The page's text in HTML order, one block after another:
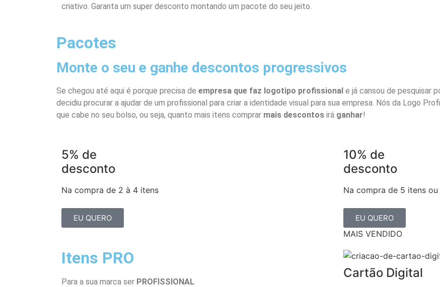
criativo. Garanta um super desconto montando um pacote do seu jeito.
Pacotes
Monte o seu e ganhe descontos progressivos
Se chegou até aqui é porque precisa de empresa que faz logotipo profissional e já cansou de pesquisar
decidiu procurar a ajudar de um profissional para criar a identidade visual para sua empresa. Nós da Logo
que cabe no seu bolso, ou seja, quanto mais itens comprar mais descontos irá ganhar!
5% de
desconto
Na compra de 2 à 4 itens
EU QUERO
10% de
desconto
Na compra de 5 itens ou
EU QUERO
MAIS VENDIDO
Itens PRO
Para a sua marca ser PROFISSIONAL
Cartão Digital